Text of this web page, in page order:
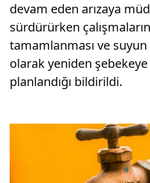
devam eden arızaya
sürdürürken
tamamlanması ve
olarak yeniden şebekeye
planlandığı bildirildi.